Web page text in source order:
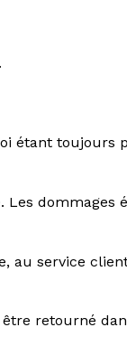
étant
dommages
au service
retourné